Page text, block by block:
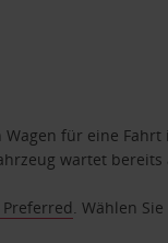
für eine Fahrt
wartet bereits
Preferred. Wählen